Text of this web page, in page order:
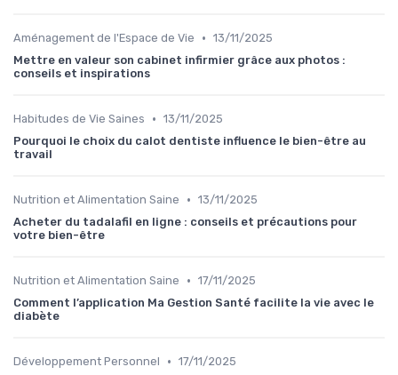
Aménagement de l'Espace de Vie • 13/11/2025
Mettre en valeur son cabinet infirmier grâce aux photos :
conseils et inspirations
Habitudes de Vie Saines • 13/11/2025
Pourquoi le choix du calot dentiste influence le bien-être au
travail
Nutrition et Alimentation Saine • 13/11/2025
Acheter du tadalafil en ligne : conseils et précautions pour
votre bien-être
Nutrition et Alimentation Saine • 17/11/2025
Comment l’application Ma Gestion Santé facilite la vie avec le
diabète
Développement Personnel • 17/11/2025